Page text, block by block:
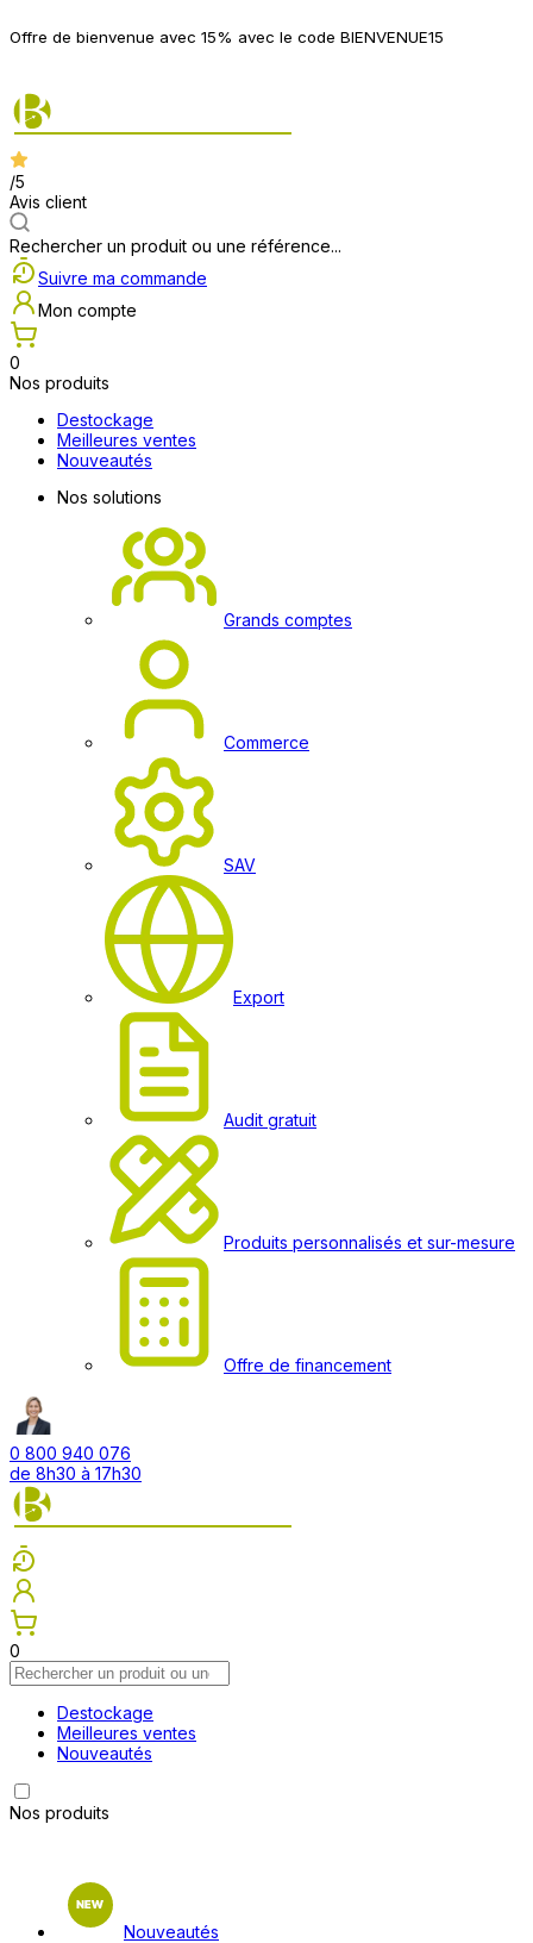
Offre de bienvenue avec 15% avec le code BIENVENUE15
/5
Avis client
Rechercher un produit ou une référence...
Suivre ma commande
Mon compte
0
Nos produits
Destockage
Meilleures ventes
Nouveautés
Nos solutions
Grands comptes
Commerce
SAV
Export
Audit gratuit
Produits personnalisés et sur-mesure
Offre de financement
0 800 940 076
de 8h30 à 17h30
0
Destockage
Meilleures ventes
Nouveautés
Nos produits
Nouveautés